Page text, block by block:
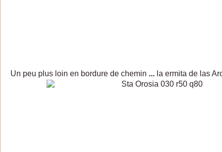
Un peu plus loin en bordure de chemin ... la ermita de las